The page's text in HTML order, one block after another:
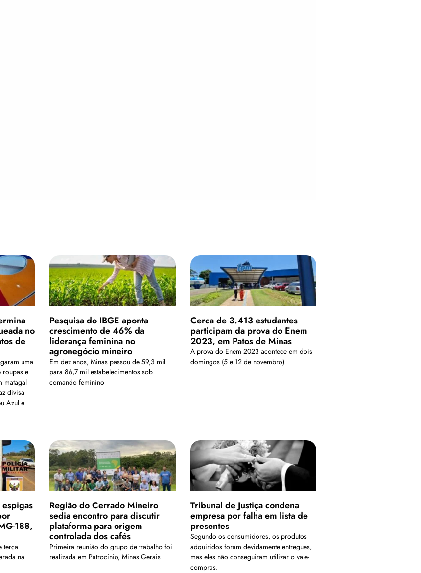
no
de
uma
roupas e
matagal
divisa
Azul e
Pesquisa do IBGE aponta
crescimento de 46% da
liderança feminina no
agronegócio mineiro
Em dez anos, Minas passou de 59,3 mil
para 86,7 mil estabelecimentos sob
comando feminino
Cerca de 3.413 estudantes
participam da prova do Enem
2023, em Patos de Minas
A prova do Enem 2023 acontece em dois
domingos (5 e 12 de novembro)
188,
terça
na
Região do Cerrado Mineiro
sedia encontro para discutir
plataforma para origem
controlada dos cafés
Primeira reunião do grupo de trabalho foi
realizada em Patrocínio, Minas Gerais
Tribunal de Justiça condena
empresa por falha em lista de
presentes
Segundo os consumidores, os produtos
adquiridos foram devidamente entregues,
mas eles não conseguiram utilizar o vale-
compras.